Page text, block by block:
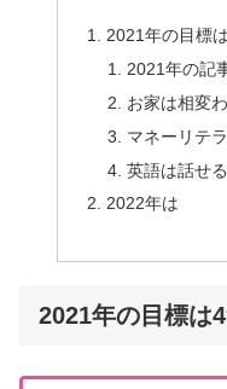
2021年の目標
2021年の記
お家は相変
マネーリテ
英語は話せ
2022年は
2021年の目標は